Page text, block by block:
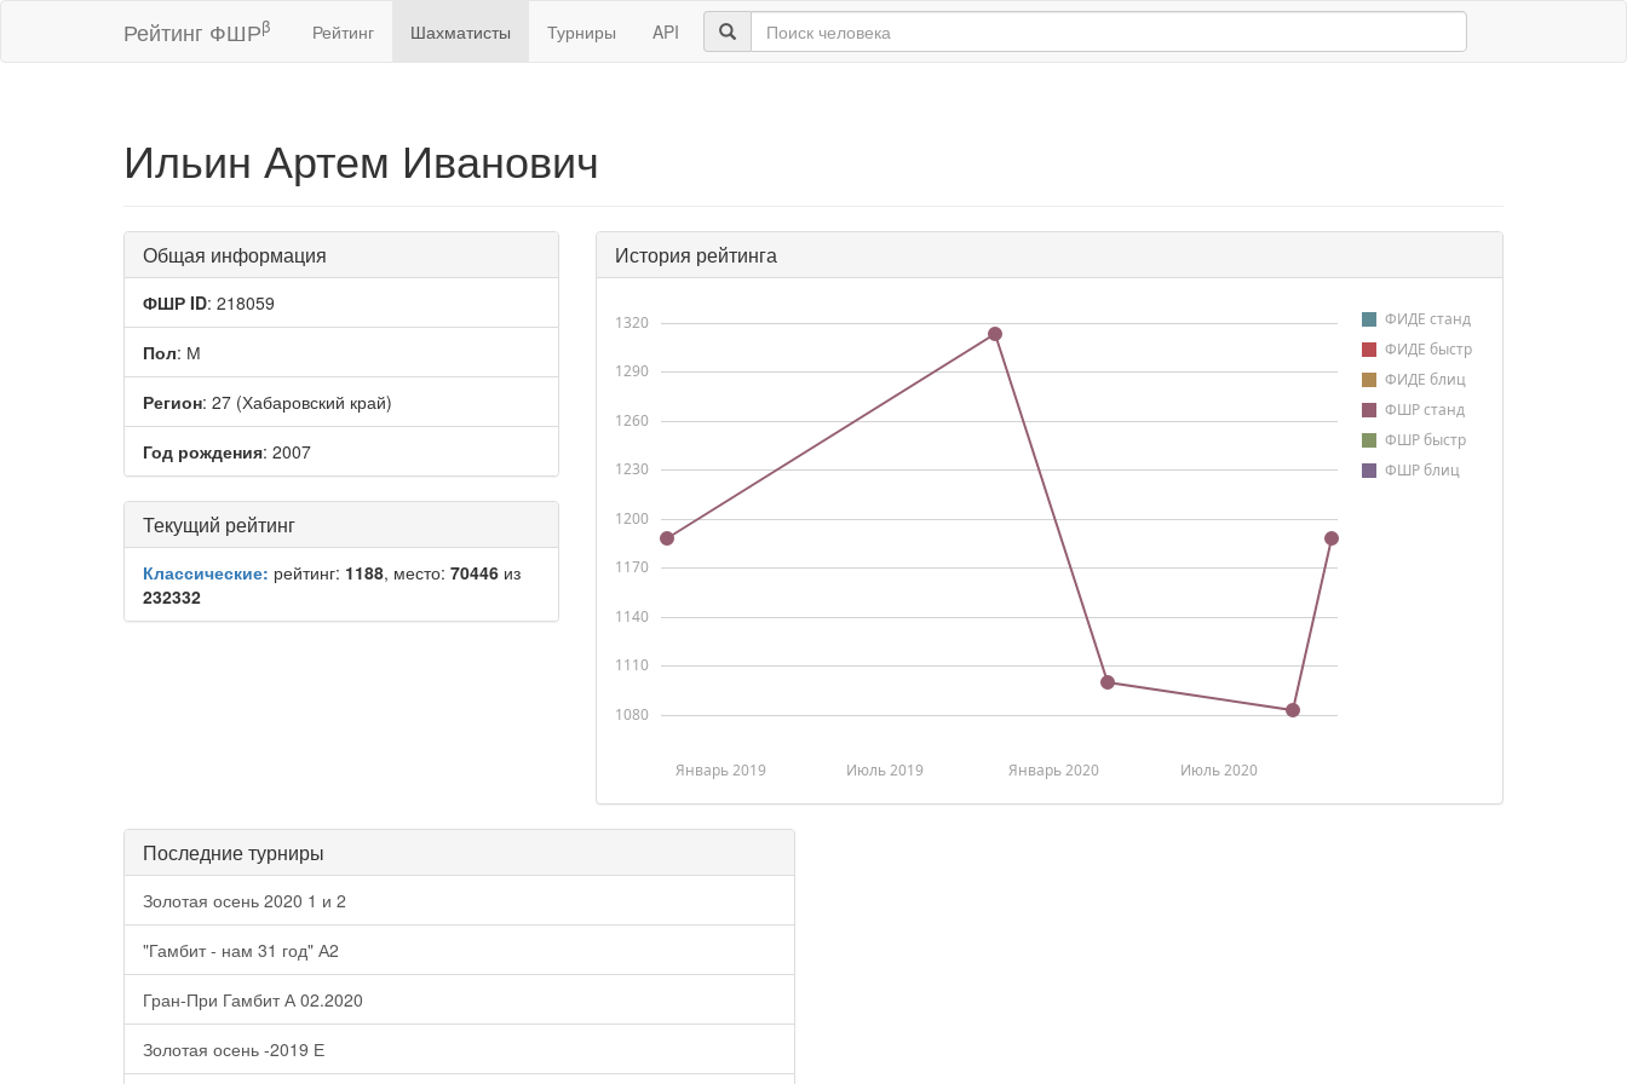
Рейтинг ФШРβ Рейтинг Шахматисты Турниры API
Ильин Артем Иванович
Общая информация
ФШР ID: 218059
Пол: М
Регион: 27 (Хабаровский край)
Год рождения: 2007
Текущий рейтинг
Классические: рейтинг: 1188, место: 70446 из
232332
История рейтинга
ФИДЕ станд
ФИДЕ быстр
ФИДЕ блиц
ФШР станд
ФШР быстр
ФШР блиц
Январь 2019 Июль 2019 Январь 2020 Июль 2020
1080
1110
1140
1170
1200
1230
1260
1290
1320
Последние турниры
Золотая осень 2020 1 и 2
"Гамбит - нам 31 год" А2
Гран-При Гамбит А 02.2020
Золотая осень -2019 Е